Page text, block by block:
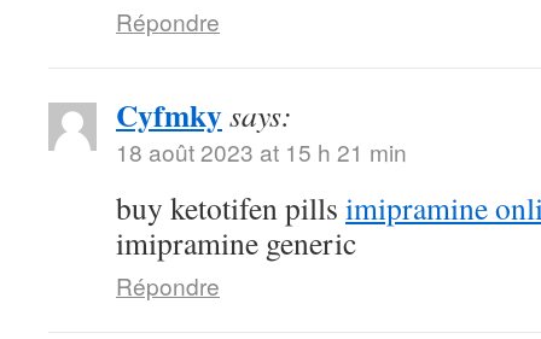
Répondre
Cyfmkysays:
18 août 2023 at 15 h 21 min
buy ketotifen pills imipramine
imipramine generic
Répondre